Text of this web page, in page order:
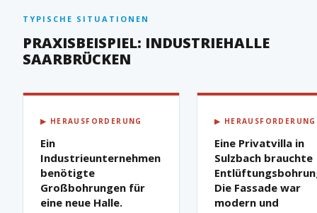
TYPISCHE SITUATIONEN
PRAXISBEISPIEL: INDUSTRIEHALLE
SAARBRÜCKEN
▶ HERAUSFORDERUNG
Ein
Industrieunternehmen
benötigte
Großbohrungen für
eine neue Halle.
▶ HERAUSFORDERUNG
Eine Privatvilla in
Sulzbach brauchte
Die Fassade war
modern und